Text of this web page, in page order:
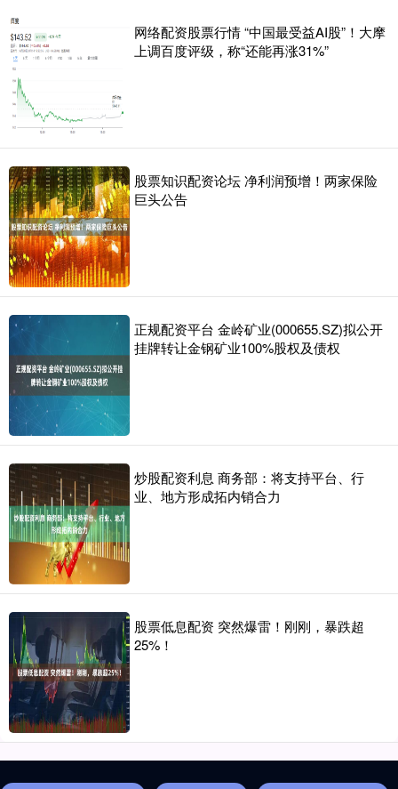
网络配资股票行情 “中国最受益AI股”！大摩
上调百度评级，称“还能再涨31%”
股票知识配资论坛 净利润预增！两家保险
巨头公告
正规配资平台 金岭矿业(000655.SZ)拟公开
挂牌转让金钢矿业100%股权及债权
炒股配资利息 商务部：将支持平台、行
业、地方形成拓内销合力
股票低息配资 突然爆雷！刚刚，暴跌超
25%！